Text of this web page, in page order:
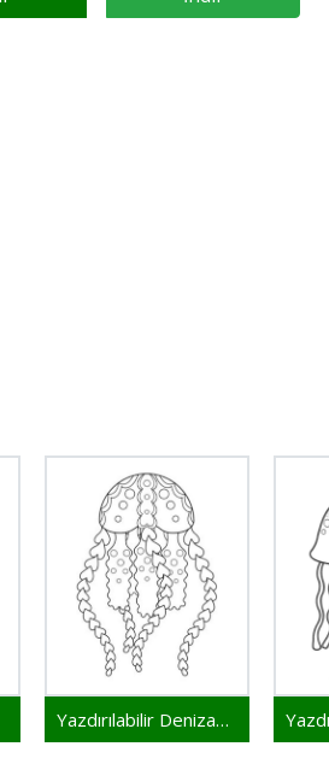
Yazdırılabilir Denizanası Resim